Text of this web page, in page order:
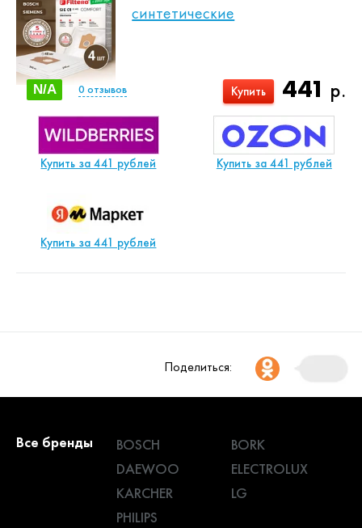
синтетические
441 р.
Купить
N/A 0 отзывов
Купить за 441 рублей Купить за 441 рублей
Купить за 441 рублей
Поделиться:
Все бренды BOSCH
BORK
DAEWOO
ELECTROLUX
KARCHER
LG
PHILIPS